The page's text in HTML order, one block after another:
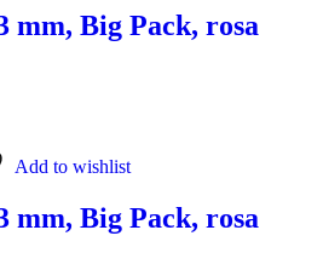
mm, Big Pack, rosa
Add to wishlist
mm, Big Pack, rosa